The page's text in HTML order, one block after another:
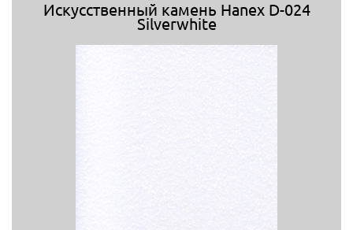
Искусственный камень Hanex D-024
Silverwhite